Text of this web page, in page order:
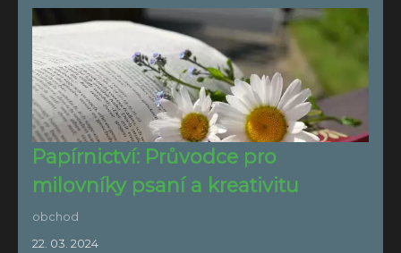
Papírnictví: Průvodce pro
milovníky psaní a kreativitu
obchod
22. 03. 2024